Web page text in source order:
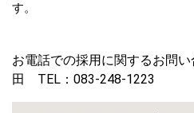
す。
お電話での採用に関するお問
田 TEL：083-248-1223